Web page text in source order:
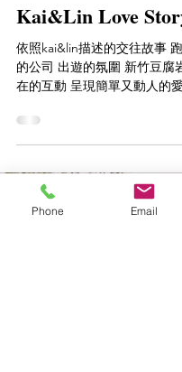
Kai&Lin Love
依照kai&lin描述的交往故事
的公司 出遊的氛圍 新竹豆腐
在的互動 呈現簡單又動人的
～嘿嘿嘿 預約預起來～～...
Phone Email